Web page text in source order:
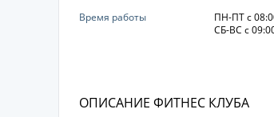
Время работы
ПН-ПТ с
СБ-ВС с
ОПИСАНИЕ ФИТНЕС КЛУБА